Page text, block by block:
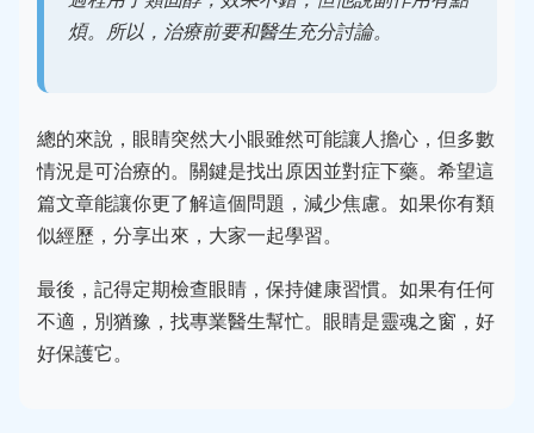
煩。所以，治療前要和醫生充分討論。
總的來說，眼睛突然大小眼雖然可能讓人擔心，但多數
情況是可治療的。關鍵是找出原因並對症下藥。希望這
篇文章能讓你更了解這個問題，減少焦慮。如果你有類
似經歷，分享出來，大家一起學習。
最後，記得定期檢查眼睛，保持健康習慣。如果有任何
不適，別猶豫，找專業醫生幫忙。眼睛是靈魂之窗，好
好保護它。